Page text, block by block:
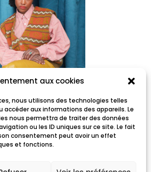
aux cookies
nous utilisons des technologies telles
aux informations des appareils. Le
nous permettra de traiter des données
ou les ID uniques sur ce site. Le fait
consentement peut avoir un effet
et fonctions.
Rosso